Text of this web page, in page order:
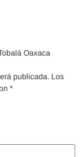
Oaxaca
publicada. Los
*